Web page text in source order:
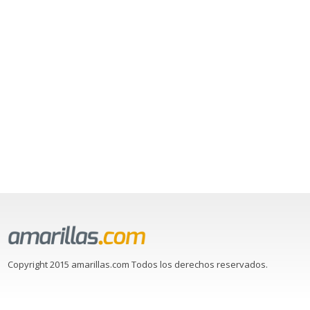
Copyright 2015 amarillas.com Todos los derechos reservados.